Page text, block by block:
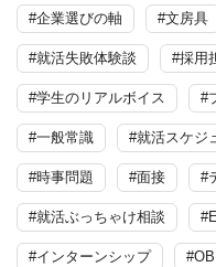
#企業選びの軸 #文房具
#就活失敗体験談 #採用
#学生のリアルボイス #
#一般常識 #就活スケジ
#時事問題 #面接 #
#就活ぶっちゃけ相談
#インターンシップ